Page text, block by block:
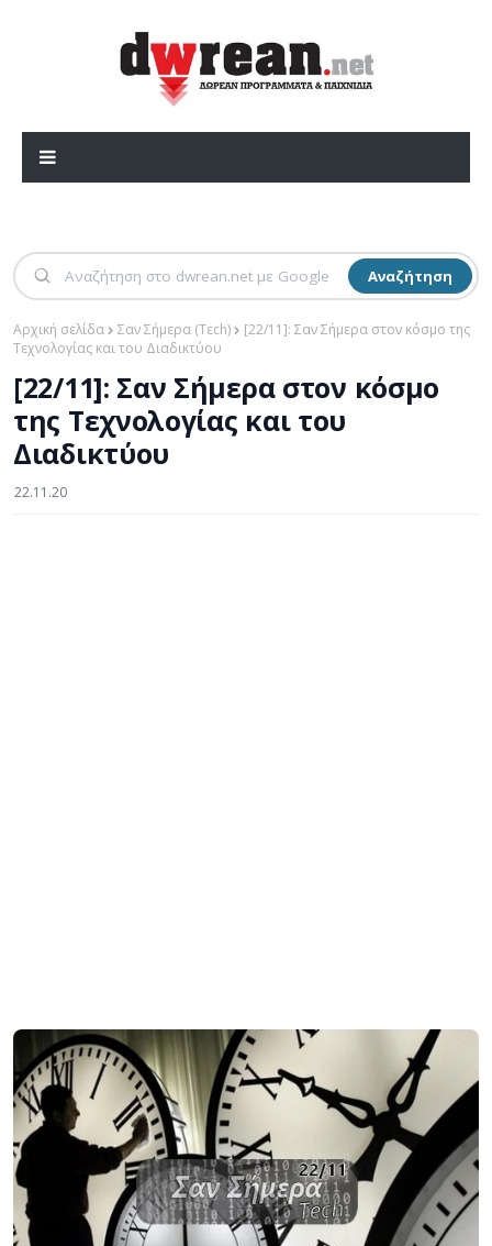
Αναζήτηση
Αρχική σελίδα Σαν Σήμερα (Τεch)
[22/11]: Σαν Σήμερα στον κόσμο της
Τεχνολογίας και του Διαδικτύου
[22/11]: Σαν Σήμερα στον κόσμο
της Τεχνολογίας και του
Διαδικτύου
22.11.20